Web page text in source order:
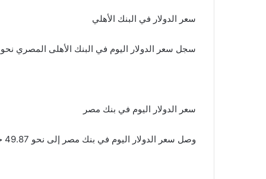
سعر الدولار في البنك الأهلي
سجل سعر الدولار اليوم في البنك الأهلى المصري نحو 49.87 جنيه للشراء 49.97 جنيه
سعر الدولار اليوم في بنك مصر
وصل سعر الدولار اليوم في بنك مصر إلى نحو 49.87 جنيه للشراء 49.97 جنيه للبيع.